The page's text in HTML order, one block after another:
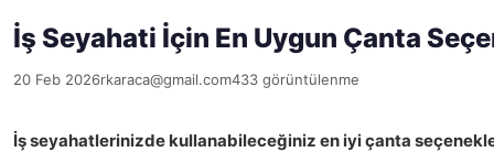
İş Seyahati İçin En Uygun Çanta
20 Feb 2026rkaraca@gmail.com433 görüntülenme
İş seyahatlerinizde kullanabileceğiniz en iyi çanta